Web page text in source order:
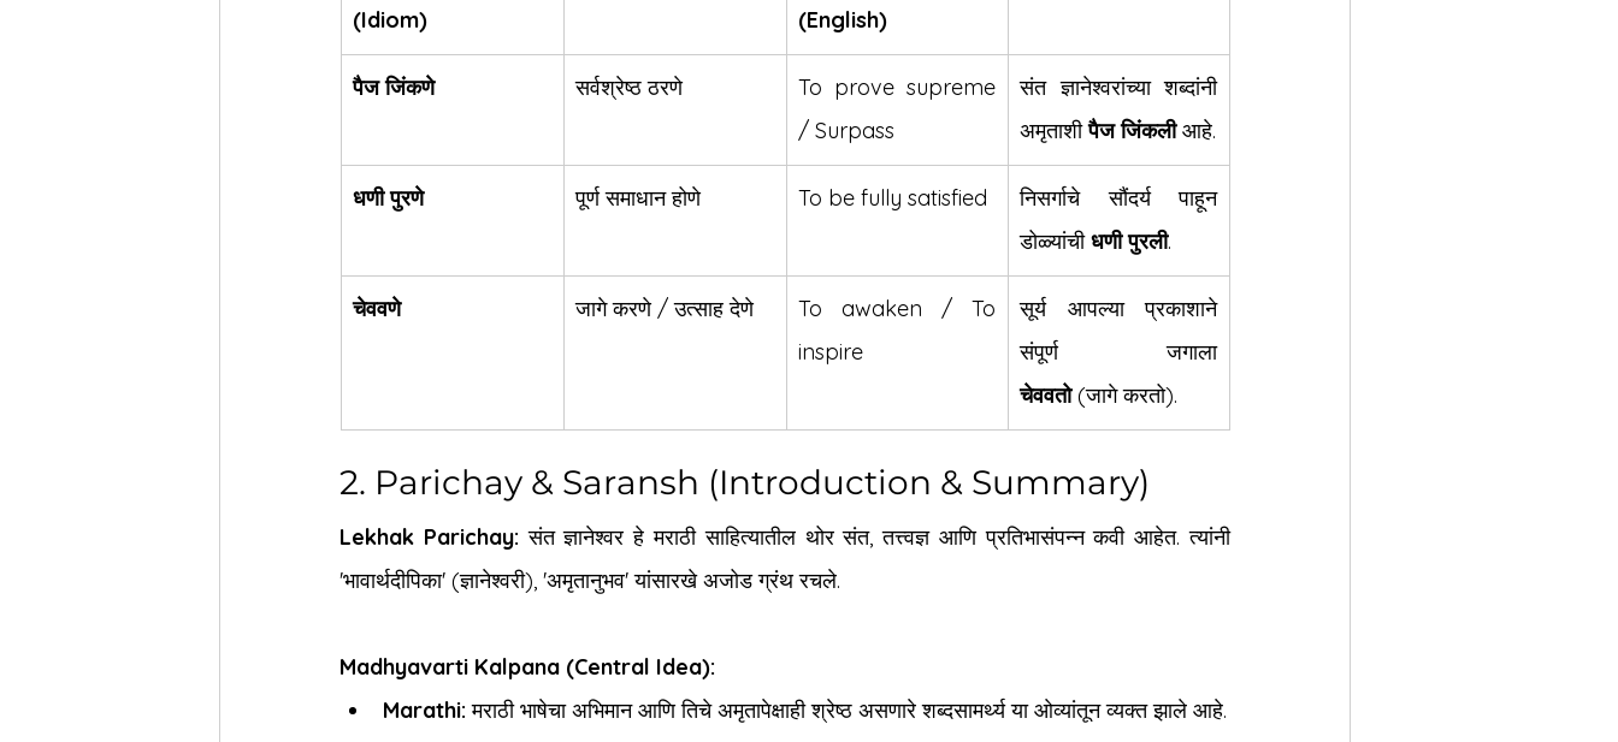
(Idiom)
(English)
पैज जिंकणे सर्वश्रेष्ठ ठरणे
To prove supreme
/ Surpass
संत ज्ञानेश्वरांच्या शब्दांनी
अमृताशी पैज जिंकली आहे.
धणी पुरणे पूर्ण समाधान होणे To be fully satisfied
निसर्गाचे सौंदर्य पाहून
डोळ्यांची धणी पुरली.
चेववणे जागे करणे / उत्साह देणे
To awaken / To
inspire
सूर्य आपल्या प्रकाशाने
संपूर्ण जगाला
चेववतो (जागे करतो).
2. Parichay & Saransh (Introduction & Summary)
Lekhak Parichay: संत ज्ञानेश्वर हे मराठी साहित्यातील थोर संत, तत्त्वज्ञ आणि प्रतिभासंपन्न कवी आहेत. त्यांनी
'भावार्थदीपिका' (ज्ञानेश्वरी), 'अमृतानुभव' यांसारखे अजोड ग्रंथ रचले.
Madhyavarti Kalpana (Central Idea):
Marathi: मराठी भाषेचा अभिमान आणि तिचे अमृतापेक्षाही श्रेष्ठ असणारे शब्दसामर्थ्य या ओव्यांतून व्यक्त झाले आहे.